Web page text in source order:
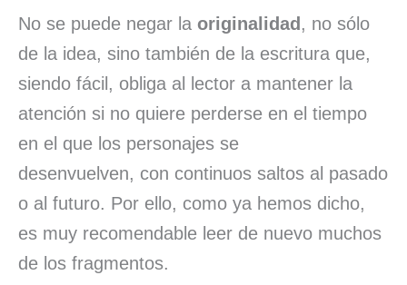
No se puede negar la originalidad, no sólo
de la idea, sino también de la escritura que,
siendo fácil, obliga al lector a mantener la
atención si no quiere perderse en el tiempo
en el que los personajes se
desenvuelven, con continuos saltos al pasado
o al futuro. Por ello, como ya hemos dicho,
es muy recomendable leer de nuevo muchos
de los fragmentos.